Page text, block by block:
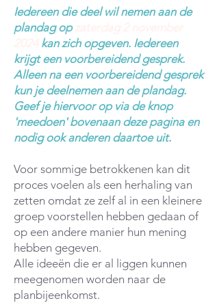
Iedereen die deel wil nemen aan de
plandag op
kan zich opgeven. Iedereen
krijgt een voorbereidend gesprek.
Alleen na een voorbereidend gesprek
kun je deelnemen aan de plandag.
Geef je hiervoor op via de knop
'meedoen' bovenaan deze pagina en
nodig ook anderen daartoe uit.
​Voor sommige betrokkenen kan dit
proces voelen als een herhaling van
zetten omdat ze zelf al in een kleinere
groep voorstellen hebben gedaan of
op een andere manier hun mening
hebben gegeven.
Alle ideeën die er al liggen kunnen
meegenomen worden naar de
planbijeenkomst.